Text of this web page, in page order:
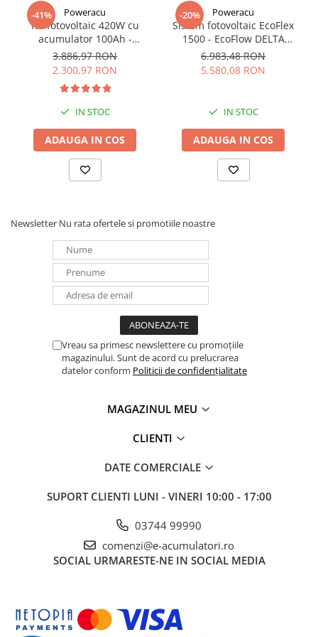
Redresoare, incarcatoare si testere
Redresoare auto, moto, barci si
Surse UPS
UPS pentru centrale termice si
UPS Calculatoare si Servere
UPS Trifazat
Stabilizatoare Tensiune
Cabinete baterii
Acumulatori UPS
Drumetii / Camping
Accesorii
Racire/Incalzire
Statii energie portabile
Sigurante
Lumina (Becuri si Lanterne)
Laptop & PC accesorii, baterii,
cabluri USB, prelungitoare USB
Solutii solare portabile
Lichidare de stoc
-41% Poweracu
Kit fotovoltaic 420W cu
acumulator 100Ah -
utilizare 12Vcc
3.886,97 RON
2.300,97 RON
IN STOC
ADAUGA IN COS
-20% Poweracu
Sistem fotovoltaic EcoFlex
1500 - EcoFlow DELTA
1500+Panou Solar Semi-
Flexibil SOLARFAM 100W
6.983,48 RON
5.580,08 RON
IN STOC
ADAUGA IN COS
Newsletter Nu rata ofertele si promotiile noastre
Vreau sa primesc newslettere cu promoțiile
magazinului. Sunt de acord cu prelucrarea
datelor conform Politicii de confidențialitate
MAGAZINUL MEU
CLIENTI
DATE COMERCIALE
SUPORT CLIENTI LUNI - VINERI 10:00 - 17:00
03744 99990
comenzi@e-acumulatori.ro
SOCIAL URMARESTE-NE IN SOCIAL MEDIA